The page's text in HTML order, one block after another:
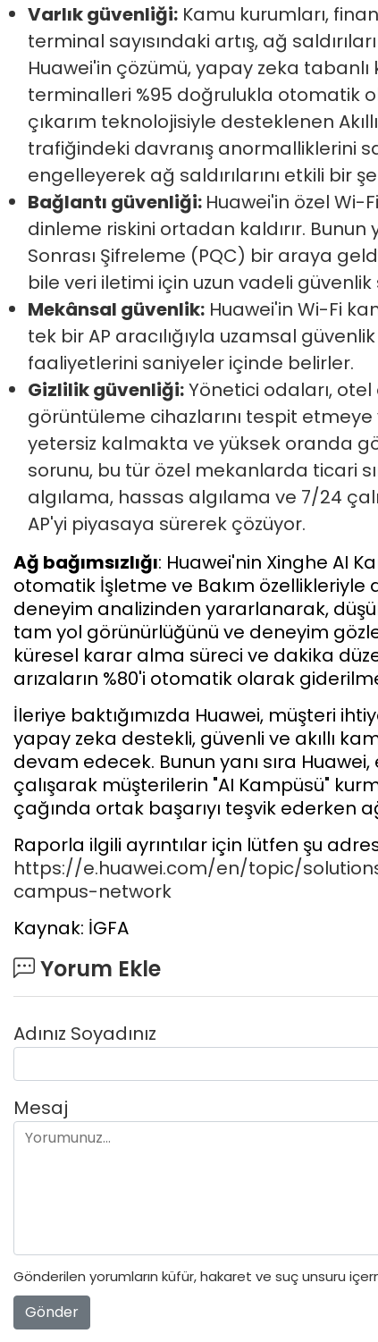
Varlık güvenliği: Kamu kurumları,
terminal sayısındaki artış, ağ
Huawei'in çözümü, yapay zeka
terminalleri %95 doğrulukla otomatik
çıkarım teknolojisiyle desteklenen
trafiğindeki davranış anormalliklerini
engelleyerek ağ saldırılarını etkili bir
Bağlantı güvenliği: Huawei'in özel Wi-
dinleme riskini ortadan kaldırır. Bunun
Sonrası Şifreleme (PQC) bir araya
bile veri iletimi için uzun vadeli
Mekânsal güvenlik: Huawei'in Wi-Fi
tek bir AP aracılığıyla uzamsal
faaliyetlerini saniyeler içinde belirler.
Gizlilik güvenliği:Yönetici odaları,
görüntüleme cihazlarını tespit
yetersiz kalmakta ve yüksek oranda
sorunu, bu tür özel mekanlarda ticari
algılama, hassas algılama ve 7/24
AP'yi piyasaya sürerek çözüyor.
Ağ bağımsızlığı: Huawei'nin Xinghe AI
otomatik İşletme ve Bakım özellikleriyle
deneyim analizinden yararlanarak,
tam yol görünürlüğünü ve deneyim
küresel karar alma süreci ve dakika
arızaların %80'i otomatik olarak
İleriye baktığımızda Huawei, müşteri
yapay zeka destekli, güvenli ve akıllı
devam edecek. Bunun yanı sıra
çalışarak müşterilerin "AI Kampüsü"
çağında ortak başarıyı teşvik ederken
Raporla ilgili ayrıntılar için lütfen şu
https://e.huawei.com/en/topic/
campus-network
Kaynak: İGFA
Yorum Ekle
Adınız Soyadınız
Mesaj
Gönderilen yorumların küfür, hakaret ve suç unsuru
Gönder